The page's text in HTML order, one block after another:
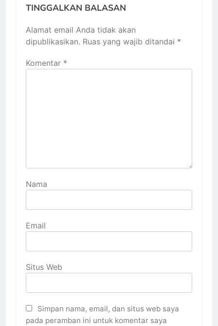
TINGGALKAN BALASAN
Alamat email Anda tidak akan
dipublikasikan. Ruas yang wajib ditandai *
Komentar *
Nama
Email
Situs Web
Simpan nama, email, dan situs web saya
pada peramban ini untuk komentar saya